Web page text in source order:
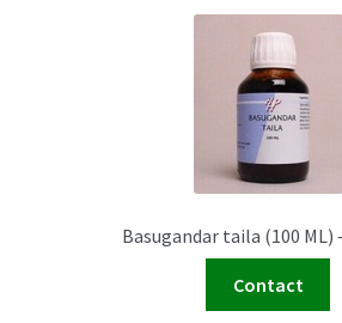
Basugandar taila (100 ML)
Contact